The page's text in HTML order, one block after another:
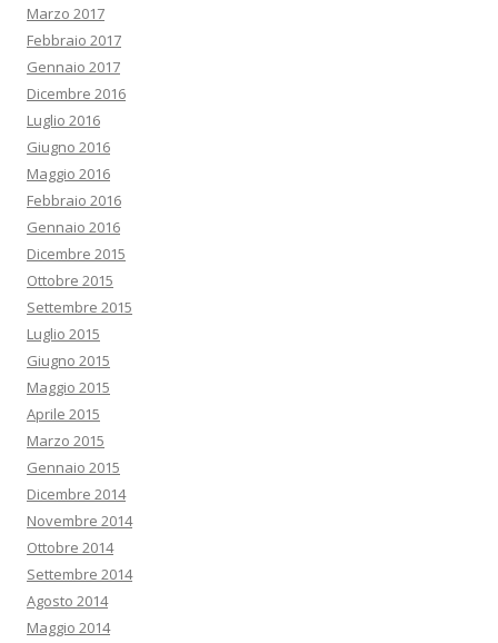
Marzo 2017
Febbraio 2017
Gennaio 2017
Dicembre 2016
Luglio 2016
Giugno 2016
Maggio 2016
Febbraio 2016
Gennaio 2016
Dicembre 2015
Ottobre 2015
Settembre 2015
Luglio 2015
Giugno 2015
Maggio 2015
Aprile 2015
Marzo 2015
Gennaio 2015
Dicembre 2014
Novembre 2014
Ottobre 2014
Settembre 2014
Agosto 2014
Maggio 2014